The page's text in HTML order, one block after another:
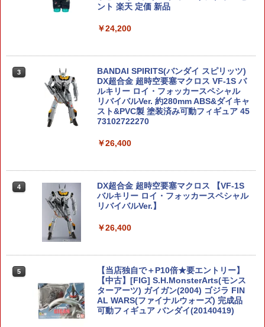
ポケモンプラモコレクション 63 セレク
￥2,944
ゴッドハンド ショートパワーピンバイス
ディープコレットタイプ 【GH-PBS-D
MODEROID 鉄人28号 ブラックオックス
(初代鉄人版) プラモデル（再販）[グッド
月予約》
ント 楽天 定価 新品
￥24,200
3
BANDAI SPIRITS(バンダイ スピリッツ)
DX超合金 超時空要塞マクロス VF-1S バ
ルキリー ロイ・フォッカースペシャル
リバイバルVer. 約280mm ABS&ダイキャ
スト&PVC製 塗装済み可動フィギュア 45
73102722270
￥26,400
4
DX超合金 超時空要塞マクロス 【VF-1S
バルキリー ロイ・フォッカースペシャル
リバイバルVer.】
￥26,400
5
【当店独自で＋P10倍★要エントリー】
【中古】[FIG] S.H.MonsterArts(モンス
ターアーツ) ガイガン(2004) ゴジラ FIN
AL WARS(ファイナルウォーズ) 完成品
可動フィギュア バンダイ(20140419)